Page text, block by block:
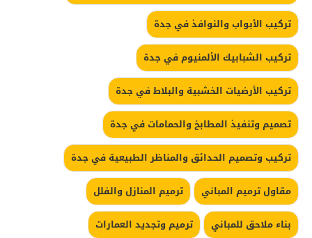
تركيب الأبواب والنوافذ في جدة
تركيب الشبابيك الألمنيوم في جدة
تركيب الأرضيات الخشبية والبلاط في جدة
تصميم وتنفيذ المطابخ والحمامات في جدة
تركيب وتصميم الحدائق والمناظر الطبيعية في جدة
مقاول ترميم المباني
ترميم المنازل والفلل
بناء ملاحق للمباني
ترميم وتجديد العمارات